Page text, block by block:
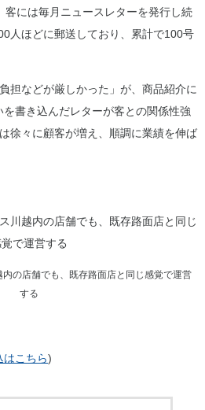
には毎月ニュースレターを発行し続
人ほどに郵送しており、累計で100号
担などが厳しかった」が、商品紹介に
書き込んだレターが客との関係性強
徐々に顧客が増え、順調に業績を伸ば
の店舗でも、既存路面店と同じ感覚で運営
する
はこちら)